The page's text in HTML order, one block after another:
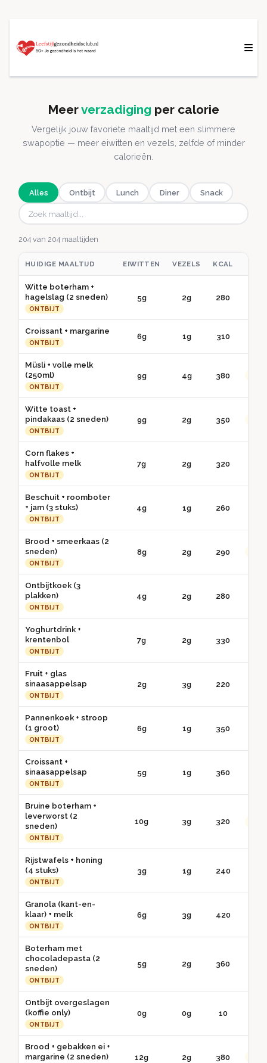
Meerverzadiging per calorie
Vergelijk jouw favoriete maaltijd met een slimmere
swapoptie — meer eiwitten en vezels, zelfde of minder
calorieën.
Alles Ontbijt Lunch Diner Snack
204 van 204 maaltijden
HUIDIGE MAALTIJD EIWITTEN VEZELS KCAL
Witte boterham +
hagelslag (2 sneden)
ONTBIJT
5g 2g 280
Croissant + margarine
ONTBIJT
6g 1g 310
Müsli + volle melk
(250ml)
ONTBIJT
9g 4g 380
Witte toast +
pindakaas (2 sneden)
ONTBIJT
9g 2g 350
Corn flakes +
halfvolle melk
ONTBIJT
7g 2g 320
Beschuit + roomboter
+ jam (3 stuks)
ONTBIJT
4g 1g 260
Brood + smeerkaas (2
sneden)
ONTBIJT
8g 2g 290
Ontbijtkoek (3
plakken)
ONTBIJT
4g 2g 280
Yoghurtdrink +
krentenbol
ONTBIJT
7g 2g 330
Fruit + glas
sinaasappelsap
ONTBIJT
2g 3g 220
Pannenkoek + stroop
(1 groot)
ONTBIJT
6g 1g 350
Croissant +
sinaasappelsap
ONTBIJT
5g 1g 360
Bruine boterham +
leverworst (2
sneden)
ONTBIJT
10g 3g 320
Rijstwafels + honing
(4 stuks)
ONTBIJT
3g 1g 240
Granola (kant-en-
klaar) + melk
ONTBIJT
6g 3g 420
Boterham met
chocoladepasta (2
sneden)
ONTBIJT
5g 2g 360
Ontbijt overgeslagen
(koffie only)
ONTBIJT
0g 0g 10
Brood + gebakken ei +
margarine (2 sneden)
12g 2g 380